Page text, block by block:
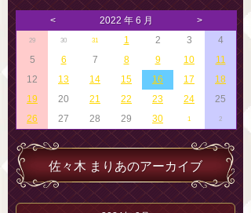
< 2022 年 6 月 >
29 30 31 1 2 3
4
5
6 7 8 9 10
11
12
13 14 15 16 17
18
19
20 21 22 23 24
25
26
27 28 29 30 1 2
佐々木 まりあのアーカイブ